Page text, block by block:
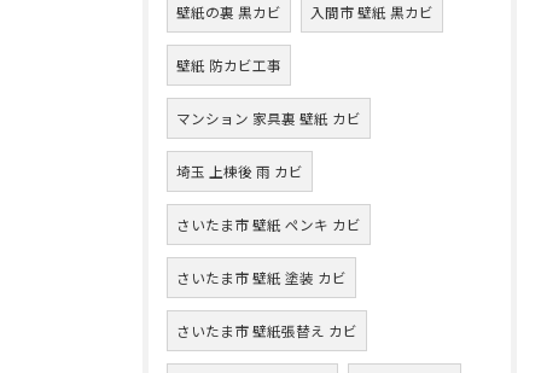
壁紙の裏 黒カビ 入間市 壁紙 黒カビ
壁紙 防カビ工事
マンション 家具裏 壁紙 カビ
埼玉 上棟後 雨 カビ
さいたま市 壁紙 ペンキ カビ
さいたま市 壁紙 塗装 カビ
さいたま市 壁紙張替え カビ